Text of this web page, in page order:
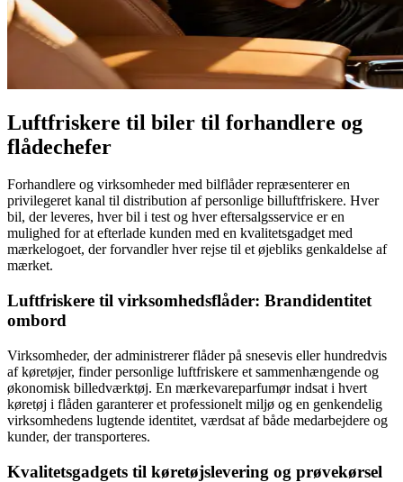
Luftfriskere til biler til forhandlere og
flådechefer
Forhandlere og virksomheder med bilflåder repræsenterer en
privilegeret kanal til distribution af personlige billuftfriskere. Hver
bil, der leveres, hver bil i test og hver eftersalgsservice er en
mulighed for at efterlade kunden med en kvalitetsgadget med
mærkelogoet, der forvandler hver rejse til et øjebliks genkaldelse af
mærket.
Luftfriskere til virksomhedsflåder: Brandidentitet
ombord
Virksomheder, der administrerer flåder på snesevis eller hundredvis
af køretøjer, finder personlige luftfriskere et sammenhængende og
økonomisk billedværktøj. En mærkevareparfumør indsat i hvert
køretøj i flåden garanterer et professionelt miljø og en genkendelig
virksomhedens lugtende identitet, værdsat af både medarbejdere og
kunder, der transporteres.
Kvalitetsgadgets til køretøjslevering og prøvekørsel